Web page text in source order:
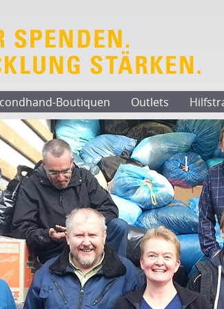
Boutiquen Outlets